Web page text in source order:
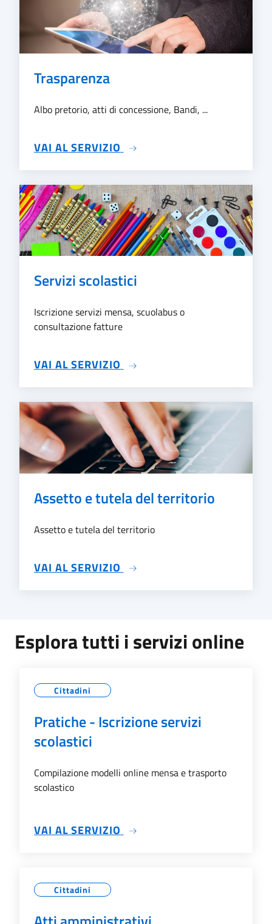
Trasparenza
Albo pretorio, atti di concessione, Bandi, ...
VAI AL SERVIZIO SU TRASPARENZA
Servizi scolastici
Iscrizione servizi mensa, scuolabus o
consultazione fatture
VAI AL SERVIZIO SU SERVIZI SCOLASTICI
Assetto e tutela del territorio
Assetto e tutela del territorio
VAI AL SERVIZIO SU ASSETTO E TUTELA DEL
Esplora tutti i servizi online
Cittadini
Pratiche - Iscrizione servizi
scolastici
Compilazione modelli online mensa e trasporto
scolastico
VAI AL SERVIZIO SU PRATICHE - ISCRIZIONE
Cittadini